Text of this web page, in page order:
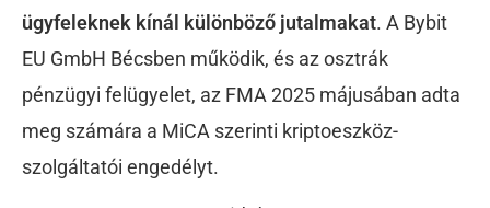
ügyfeleknek kínál különböző jutalmakat. A Bybit
EU GmbH Bécsben működik, és az osztrák
pénzügyi felügyelet, az FMA 2025 májusában adta
meg számára a MiCA szerinti kriptoeszköz-
szolgáltatói engedélyt.